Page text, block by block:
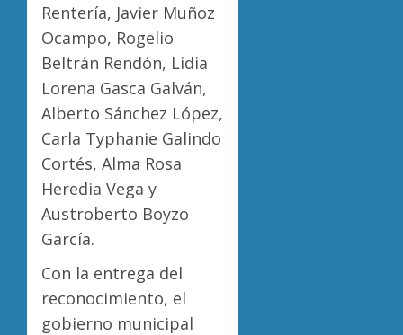
Rentería, Javier Muñoz
Ocampo, Rogelio
Beltrán Rendón, Lidia
Lorena Gasca Galván,
Alberto Sánchez López,
Carla Typhanie Galindo
Cortés, Alma Rosa
Heredia Vega y
Austroberto Boyzo
García.
Con la entrega del
reconocimiento, el
gobierno municipal